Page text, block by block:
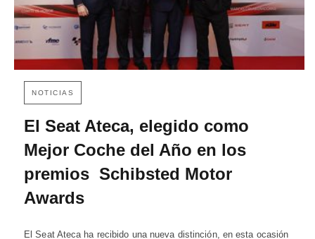
NOTICIAS
El Seat Ateca, elegido como
Mejor Coche del Año en los
premios Schibsted Motor
Awards
El Seat Ateca ha recibido una nueva distinción, en esta ocasión